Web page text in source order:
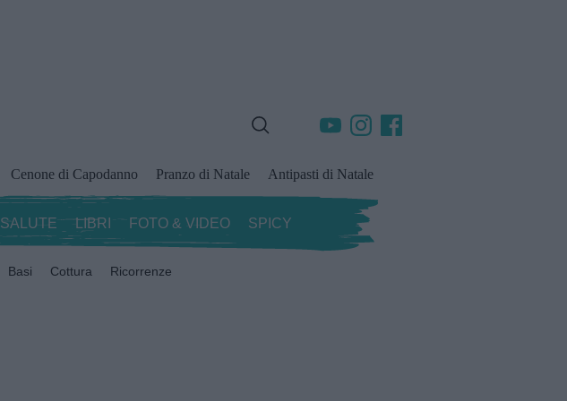
Cenone di Capodanno Pranzo di Natale Antipasti di Natale
SALUTE LIBRI FOTO & VIDEO SPICY
Basi Cottura Ricorrenze